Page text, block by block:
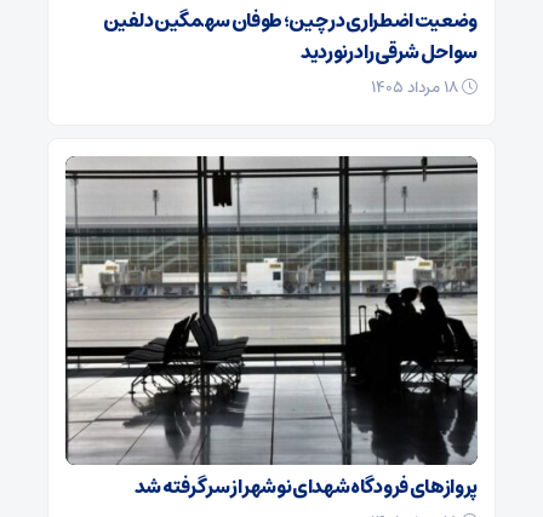
وضعیت اضطراری در چین؛ طوفان سهمگین دلفین
سواحل شرقی را درنوردید
پروازهای فرودگاه شهدای نوشهر از سر گرفته شد